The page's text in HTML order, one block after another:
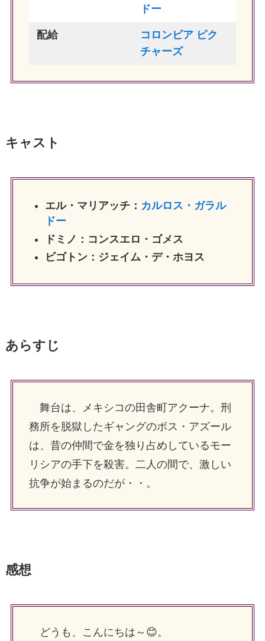
ドー
配給
コロンビア ピク
チャーズ
キャスト
エル・マリアッチ： カルロス・ガラル
ドー
ドミノ：コンスエロ・ゴメス
ビゴトン：ジェイム・デ・ホヨス
あらすじ
舞台は、メキシコの田舎町アクーナ。刑
務所を脱獄したギャングのボス・アズール
は、昔の仲間で金を独り占めしているモー
リシアの手下を殺害。二人の間で、激しい
抗争が始まるのだが・・。
感想
どうも、こんにちは～😊。